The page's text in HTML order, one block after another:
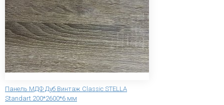
Панель МДФ Дуб Винтаж Classic STELLA
Standart 200*2600*6 мм